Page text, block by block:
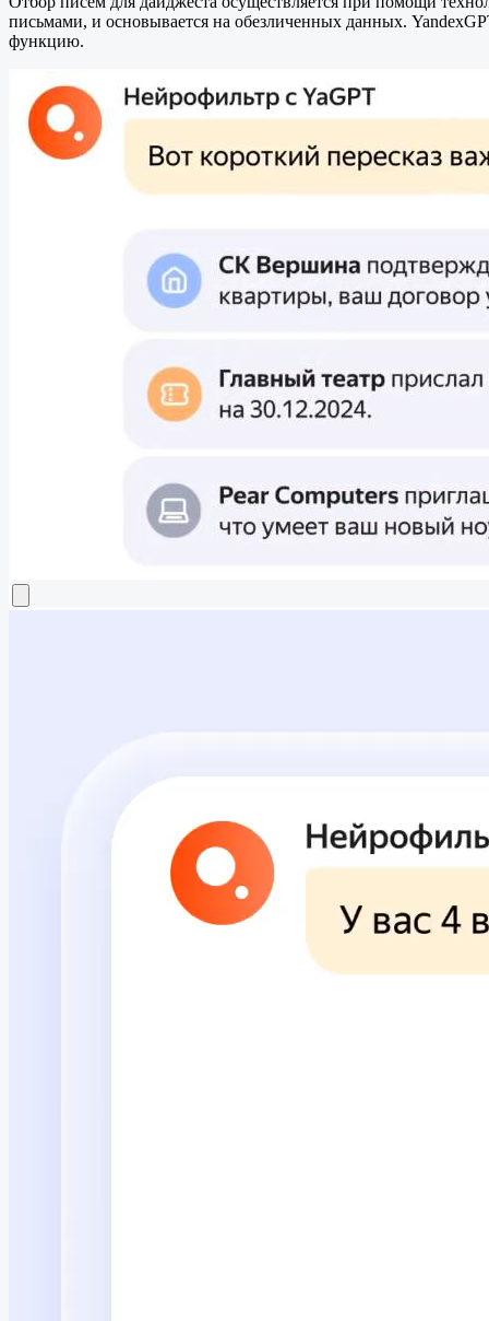
письмами, и основывается на обезличенных данных.
функцию.